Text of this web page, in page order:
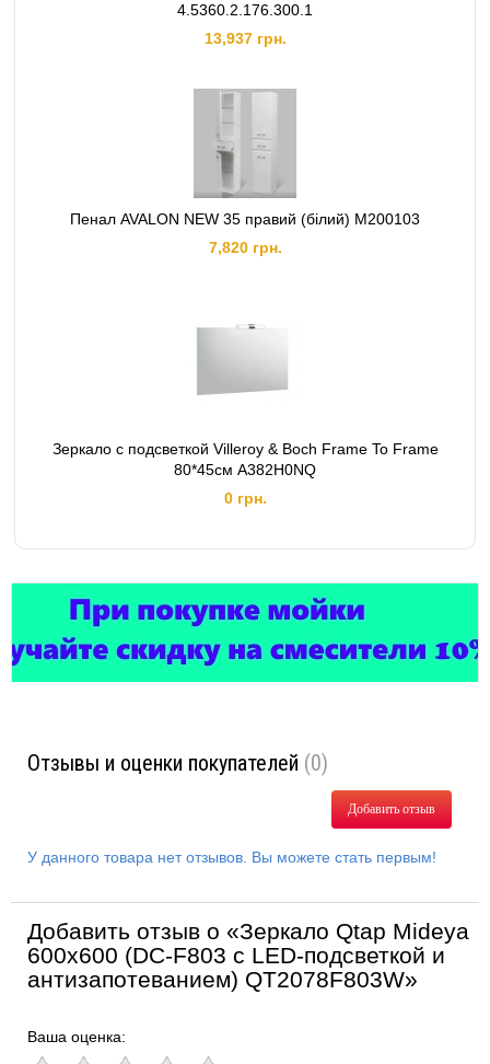
4.5360.2.176.300.1
13,937 грн.
Пенал AVALON NEW 35 правий (білий) M200103
7,820 грн.
Зеркало с подсветкой Villeroy & Boch Frame To Frame
80*45см А382H0NQ
0 грн.
Отзывы и оценки покупателей (0)
Добавить отзыв
У данного товара нет отзывов. Вы можете стать первым!
Добавить отзыв о «Зеркало Qtap Mideya
600х600 (DC-F803 с LED-подсветкой и
антизапотеванием) QT2078F803W»
Ваша оценка: